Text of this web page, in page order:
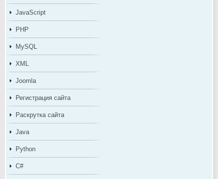
JavaScript
PHP
MySQL
XML
Joomla
Регистрация сайта
Раскрутка сайта
Java
Python
C#